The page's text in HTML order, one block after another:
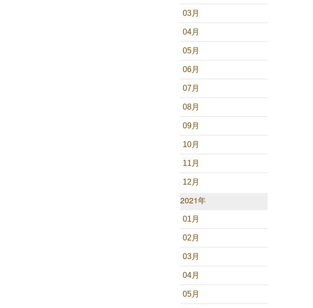
03月
04月
05月
06月
07月
08月
09月
10月
11月
12月
2021年
01月
02月
03月
04月
05月